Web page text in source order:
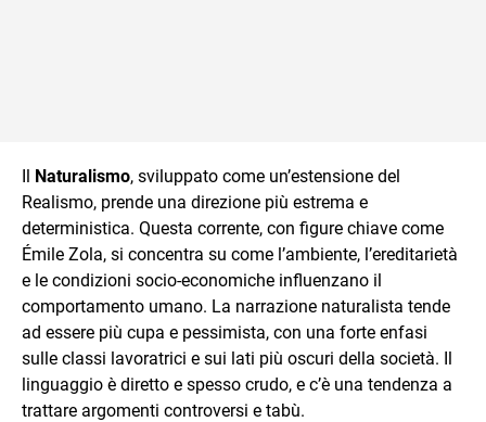
Il Naturalismo, sviluppato come un’estensione del
Realismo, prende una direzione più estrema e
deterministica. Questa corrente, con figure chiave come
Émile Zola, si concentra su come l’ambiente, l’ereditarietà
e le condizioni socio-economiche influenzano il
comportamento umano. La narrazione naturalista tende
ad essere più cupa e pessimista, con una forte enfasi
sulle classi lavoratrici e sui lati più oscuri della società. Il
linguaggio è diretto e spesso crudo, e c’è una tendenza a
trattare argomenti controversi e tabù.